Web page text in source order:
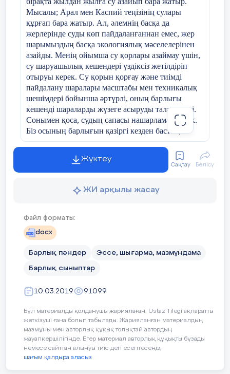
Қайта жаңғыру заманындағы
барлық озық технологияның үлгісі болып
отырған латын әліпбиіне көшу – еліміздің
өркендеуі, жаңғыруы үшін үлкен рухани
өзгеріс. Латын әліпбиін енгізу –
халқымыздың білім, мәдениет, өнер,
экономика салаларының дамуына тағы бір
серпіліс әкелетін дара жол. Бұл жолда
латиницаға көшу – тиімді әрекет. Бұл
әрекет қазақ ұлтының болашағы, еліміздің
өркендеуі үшін жасалып отырған дүние,
ұлттық кодымызды сақтап, ұлт ретінде
дамуымызға жол ашады. Латын
графикасына көшу жаңғыруға айқын
серпін береріне кәміл сенеміз!
Қостанай қаласы,
маманы болу үшін
7.Мамандық
етеді?
8 Сенің таңдаған
ұнайды.Бірақ
ренжиді.Сенің
9Саған көптеген
қайсысын
ұстаздарың өзің
II.Негізгі бөлім
Елбасы Нұрсұлтан
жоғарғы санатты
«Жұмыс таба алмай
айтарым, іздесең
күтушісі болсаң да,
керек. Қазіргі
Мысалы; Арал мен Каспий теңізінің сулары
құрғап бара жатыр. Ал, әлемнің басқа да
жерлерінде суды көп пайдаланғаннан емес, жер
шарымыздың басқа экологиялық мәселелерінен
азайды. Менің ойымша су қорлары азаймау үшін,
су шаруашылық кешендері үздіксіз жетілдіріп
отыруы керек. Су қорын қорғау және тиімді
пайдалану шаралары масштабы мен техникалық
шешімдері бойынша әртүрлі, оның барлығы
кешенді шараларды жүзеге асыруды талап етеді.
Сонымен қоса, судың сапасы нашарламау керек.
Біз осының барлығын қазіргі кезден бастап,
болашаққа суды және тағы басқа маңызды
заттарды жақсы қалпында қалдыруға міндеттіміз
деп ойлаймын!!!Жүктеу
Сақтау Бөлісу
ЖИ арқылы жасау
Файл форматы:
docx
Барлық пәндер Эссе, шығарма, мазмұндама
Барлық сыныптар
10.03.2019 91099
Бұл материалды қолданушы жариялаған. Ustaz Tilegi ақпаратты
жеткізуші ғана болып табылады. Жарияланған материалдың
мазмұны мен авторлық құқық толықтай автордың
жауапкершілігінде. Егер материал авторлық құқықты бұзады
немесе сайттан алынуы тиіс деп есептесеңіз,
шағым қалдыра аласыз